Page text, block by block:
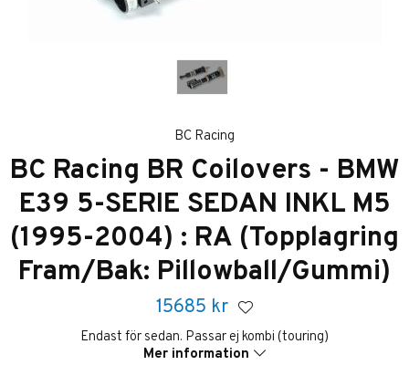
BC Racing
BC Racing BR Coilovers - BMW
E39 5-SERIE SEDAN INKL M5
(1995-2004) : RA (Topplagring
Fram/Bak: Pillowball/Gummi)
15685 kr
Endast för sedan. Passar ej kombi (touring)
Mer information